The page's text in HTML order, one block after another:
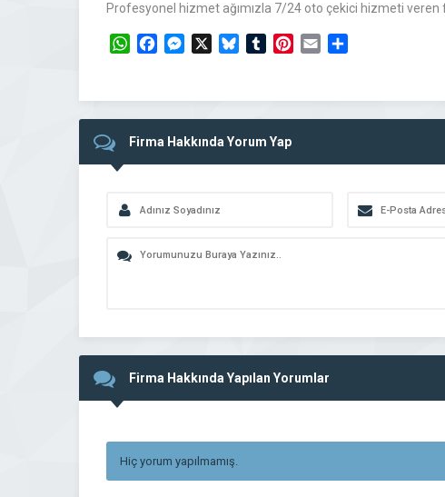
Profesyonel hizmet ağımızla 7/24 oto çekici hizmeti veren
WhatsAppFacebookMessengerBlueskyTumblrPinterest
Email
Firma Hakkında Yorum Yap
Firma Hakkında Yapılan Yorumlar
Hiç yorum yapılmamış.